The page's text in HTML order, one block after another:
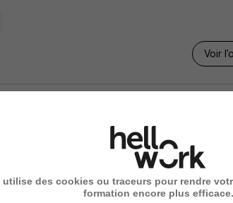
Voir
Voir
utilise des cookies ou traceurs pour rendre
formation encore plus efficace.